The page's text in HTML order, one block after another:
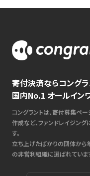
寄付決済ならコングラ
国内No.1 オールイン
コングラントは、寄付募集ペ
作成など、ファンドレイジン
す。
立ち上げたばかりの団体か
の非営利組織に選ばれていま